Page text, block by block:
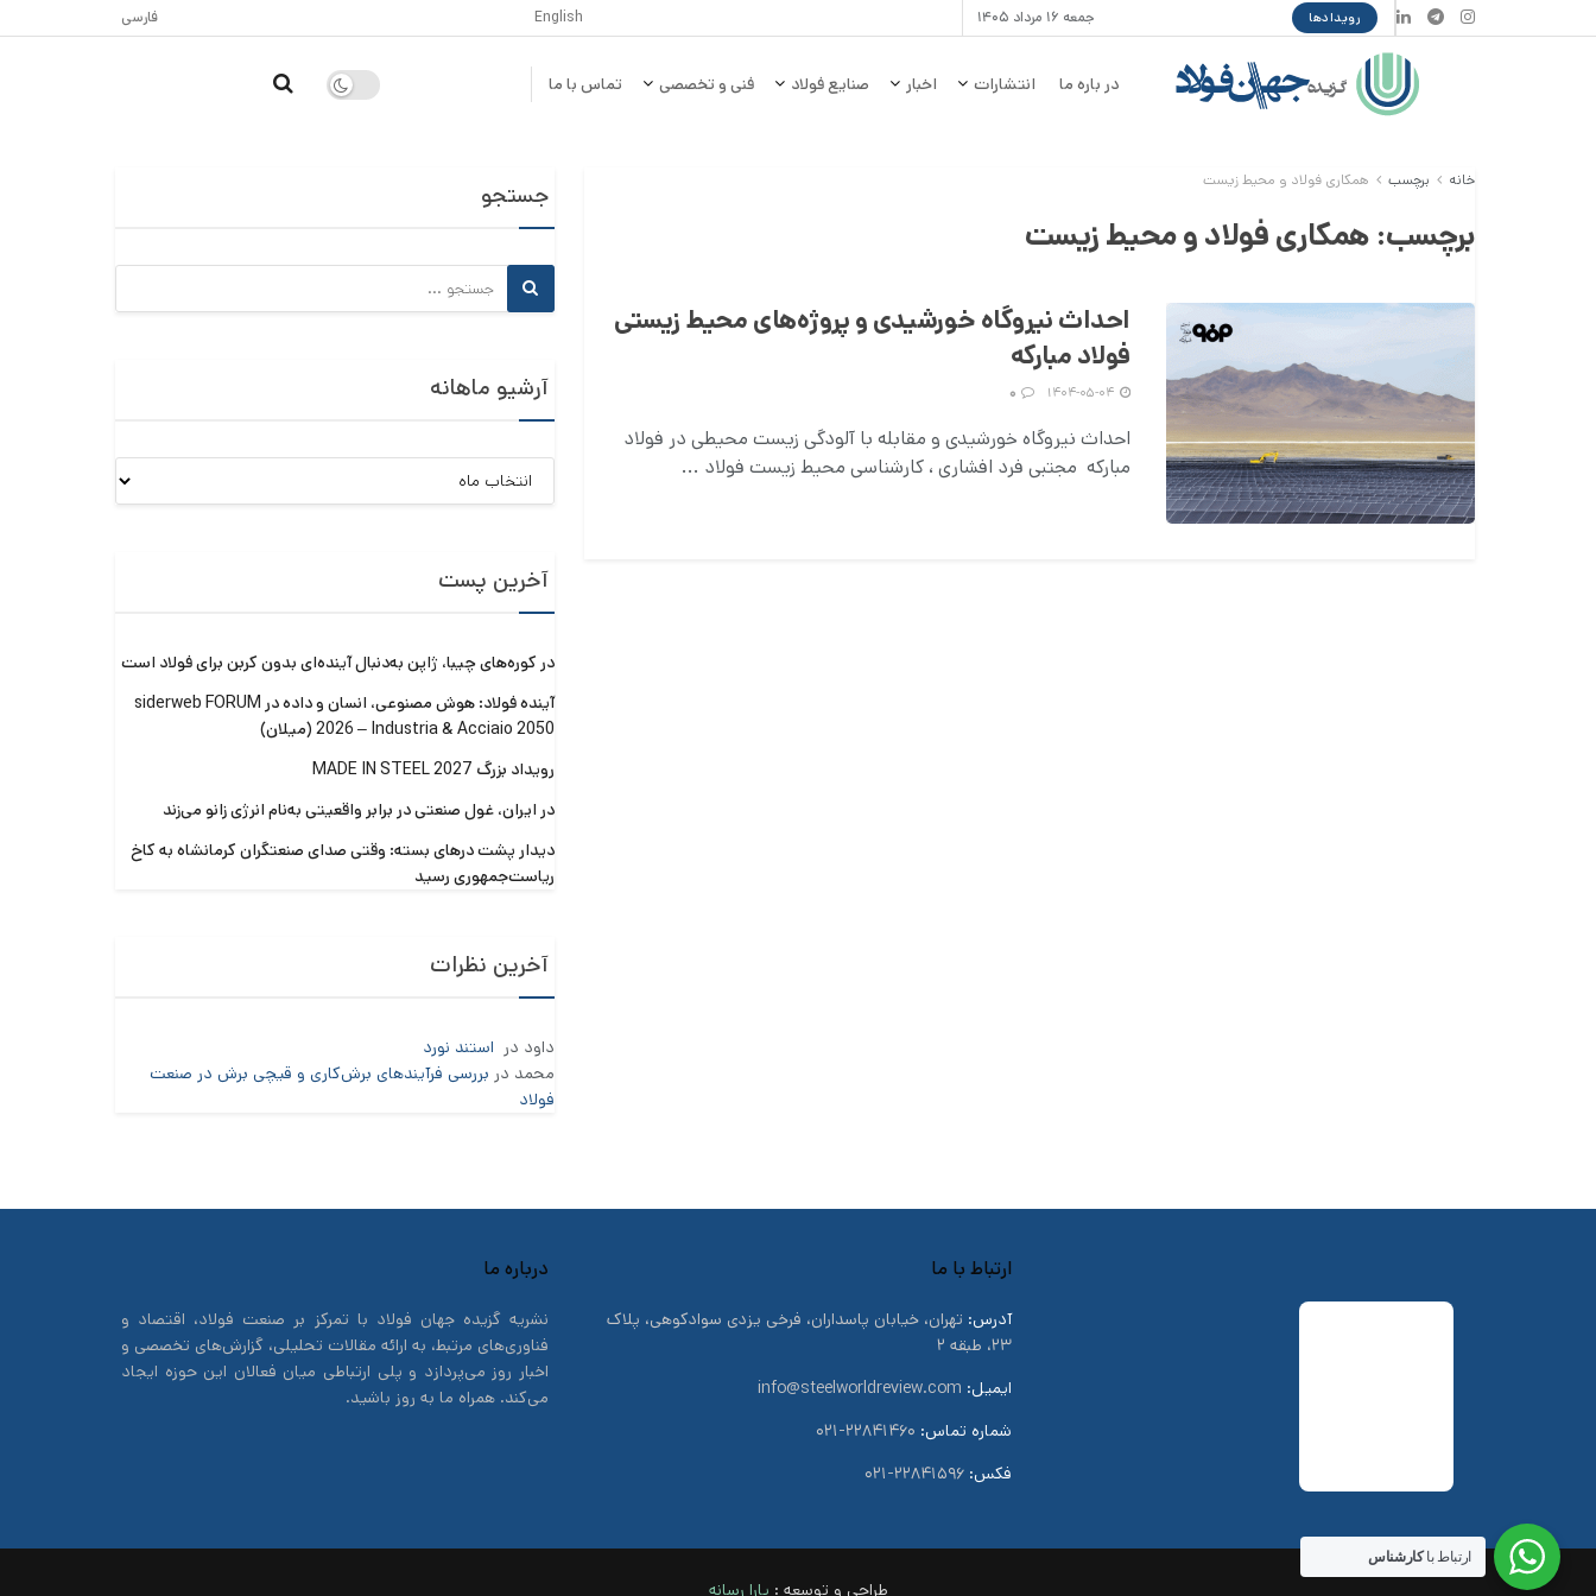
رویدادها جمعه ۱۶ مرداد ۱۴۰۵ فارسی English
در باره ما انتشارات اخبار صنایع فولاد فنی و تخصصی تماس با ما
خانه برچسب همکاری فولاد و محیط زیست
برچسب: همکاری فولاد و محیط زیست
احداث نیروگاه خورشیدی و پروژه‌های محیط زیستی
فولاد مبارکه
احداث نیروگاه خورشیدی و مقابله با آلودگی زیست محیطی در فولاد
مبارکه مجتبی فرد افشاری ، کارشناسی محیط زیست فولاد ...
جستجو
آرشیو ماهانه
آرشیو
آخرین پست
در کوره‌های چیبا، ژاپن به‌دنبال آینده‌ای بدون کربن برای فولاد است
آینده فولاد: هوش مصنوعی، انسان و داده در siderweb FORUM
2026 – Industria & Acciaio 2050 (میلان)
رویداد بزرگ MADE IN STEEL 2027
در ایران، غول صنعتی در برابر واقعیتی به‌نام انرژی زانو می‌زند
دیدار پشت درهای بسته: وقتی صدای صنعتگران کرمانشاه به کاخ
ریاست‌جمهوری رسید
آخرین نظرات
داود در استند نورد
محمد در بررسی فرآیندهای برش‌کاری و قیچی برش در صنعت
فولاد
درباره ما
نشریه گزیده جهان فولاد با تمرکز بر صنعت فولاد، اقتصاد و
فناوری‌های مرتبط، به ارائه مقالات تحلیلی، گزارش‌های تخصصی و
اخبار روز می‌پردازد و پلی ارتباطی میان فعالان این حوزه ایجاد
می‌کند. همراه ما به روز باشید.
ارتباط با ما
آدرس: تهران، خیابان پاسداران، فرخی یزدی سوادکوهی، پلاک
۲۳، طبقه ۲
ایمیل: info@steelworldreview.com
شماره تماس: ۲۲۸۴۱۴۶۰-۰۲۱
فکس: ۲۲۸۴۱۵۹۶-۰۲۱
طراحی و توسعه : یارا رسانه
ارتباط باکارشناس